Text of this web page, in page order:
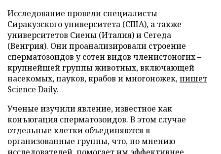
Исследование провели специалисты
Сиракузского университета (США), а также
университетов Сиены (Италия) и Сегеда
(Венгрия). Они проанализировали строение
сперматозоидов у сотен видов членистоногих –
крупнейшей группы животных, включающей
насекомых, пауков, крабов и многоножек,пишет
Science Daily.
Ученые изучили явление, известное как
конъюгация сперматозоидов. В этом случае
отдельные клетки объединяются в
организованные группы, что, по мнению